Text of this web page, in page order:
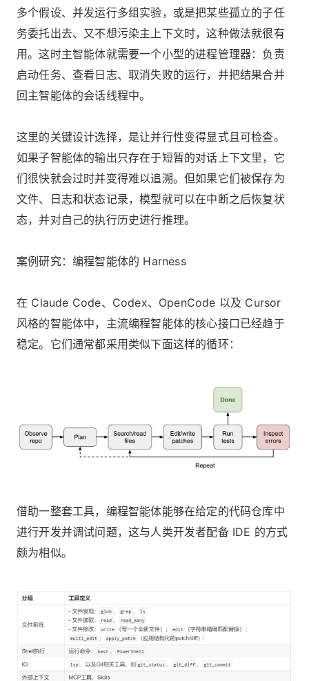
多个假设、并发运行多组实验，或是把某些孤立的子任
务委托出去、又不想污染主上下文时，这种做法就很有
用。这时主智能体就需要一个小型的进程管理器：负责
启动任务、查看日志、取消失败的运行，并把结果合并
回主智能体的会话线程中。
这里的关键设计选择，是让并行性变得显式且可检查。
如果子智能体的输出只存在于短暂的对话上下文里，它
们很快就会过时并变得难以追溯。但如果它们被保存为
文件、日志和状态记录，模型就可以在中断之后恢复状
态，并对自己的执行历史进行推理。
案例研究：编程智能体的 Harness
在 Claude Code、Codex、OpenCode 以及 Cursor
风格的智能体中，主流编程智能体的核心接口已经趋于
稳定。它们通常都采用类似下面这样的循环：
借助一整套工具，编程智能体能够在给定的代码仓库中
进行开发并调试问题，这与人类开发者配备 IDE 的方式
颇为相似。